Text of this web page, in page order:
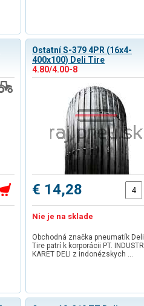
Ostatní S-379 4PR (16x4-
400x100) Deli Tire
4.80/4.00-8
€ 14,28
Nie je na sklade
Obchodná značka pneumatík Deli
Tire patrí k korporácii PT.
KARET DELI z indonézskych …